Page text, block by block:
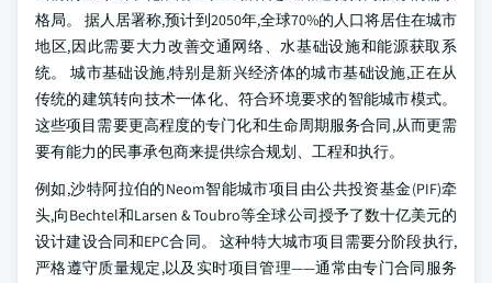
格局。 据人居署称,预计到2050年,全球70%的人口将居住在城市
地区,因此需要大力改善交通网络、水基础设施和能源获取系
统。 城市基础设施,特别是新兴经济体的城市基础设施,正在从
传统的建筑转向技术一体化、符合环境要求的智能城市模式。
这些项目需要更高程度的专门化和生命周期服务合同,从而更需
要有能力的民事承包商来提供综合规划、工程和执行。
例如,沙特阿拉伯的Neom智能城市项目由公共投资基金(PIF)牵
头,向Bechtel和Larsen & Toubro等全球公司授予了数十亿美元的
设计建设合同和EPC合同。 这种特大城市项目需要分阶段执行,
严格遵守质量规定,以及实时项目管理——通常由专门合同服务